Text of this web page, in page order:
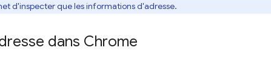
d'inspecter que les informations d'adresse.
dans Chrome